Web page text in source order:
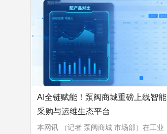
AI全链赋能！泵阀商城重磅上线智能
采购与运维生态平台
本网讯 （记者 泵阀商城 市场部）在工业